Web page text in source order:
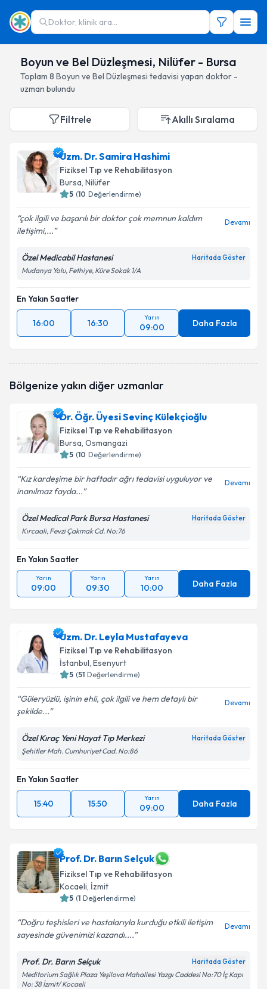
Doktor, klinik ara...
Boyun ve Bel Düzleşmesi, Nilüfer - Bursa
Toplam 8 Boyun ve Bel Düzleşmesi tedavisi yapan doktor -
uzman bulundu
Filtrele Akıllı Sıralama
Uzm. Dr. Samira Hashimi
Fiziksel Tıp ve Rehabilitasyon
Bursa, Nilüfer
5 (10 Değerlendirme)
çok ilgili ve başarılı bir doktor çok memnun kaldım
iletişimi,...
Devamı
Özel Medicabil Hastanesi Haritada Göster
Mudanya Yolu, Fethiye, Küre Sokak 1/A
En Yakın Saatler
16:00 16:30
Yarın
09:00 Daha Fazla
Bölgenize yakın diğer uzmanlar
Dr. Öğr. Üyesi Sevinç Külekçioğlu
Fiziksel Tıp ve Rehabilitasyon
Bursa, Osmangazi
5 (10 Değerlendirme)
Kız kardeşime bir haftadır ağrı tedavisi uyguluyor ve
inanılmaz fayda...
Devamı
Özel Medical Park Bursa Hastanesi Haritada Göster
Kırcaali, Fevzi Çakmak Cd. No:76
En Yakın Saatler
Yarın
09:00
Yarın
09:30
Yarın
10:00 Daha Fazla
Uzm. Dr. Leyla Mustafayeva
Fiziksel Tıp ve Rehabilitasyon
İstanbul, Esenyurt
5 (51 Değerlendirme)
Güleryüzlü, işinin ehli, çok ilgili ve hem detaylı bir
şekilde...
Devamı
Özel Kıraç Yeni Hayat Tıp Merkezi Haritada Göster
Şehitler Mah. Cumhuriyet Cad. No:86
En Yakın Saatler
15:40 15:50
Yarın
09:00 Daha Fazla
Prof. Dr. Barın Selçuk
Fiziksel Tıp ve Rehabilitasyon
Kocaeli, İzmit
5 (1 Değerlendirme)
Doğru teşhisleri ve hastalarıyla kurduğu etkili iletişim
sayesinde güvenimizi kazandı....
Devamı
Prof. Dr. Barın Selçuk Haritada Göster
Meditorium Sağlık Plaza Yeşilova Mahallesi Yazgı Caddesi No:70 İç Kapı
No: 38 İzmit/ Kocaeli